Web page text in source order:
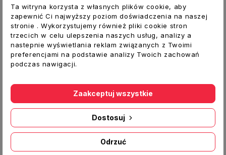
Element systemu wentylacji w budownictwie
mieszkaniowym/jednorodzinnym/użyteczności
publicznej.
Łatwy montaż „na wcisk”, bez specjalistycznych
narzędzi, nie wymaga spoiwa np. w postaci
kleju, lekka konstrukcja, estetyczny wygląd.
Inne produkty w tej kategorii:
Ta witryna korzysta z własnych plików cookie, aby
zapewnić Ci najwyższy poziom doświadczenia na naszej
stronie . Wykorzystujemy również pliki cookie stron
trzecich w celu ulepszenia naszych usług, analizy a
nastepnie wyświetlania reklam związanych z Twoimi
preferencjami na podstawie analizy Twoich zachowań
podczas nawigacji.
Odrzuć
Dostosuj
Zaakceptuj wszystkie